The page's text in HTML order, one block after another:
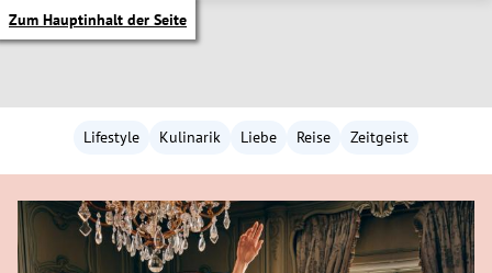
Zum Hauptinhalt der Seite
Lifestyle Kulinarik Liebe Reise Zeitgeist